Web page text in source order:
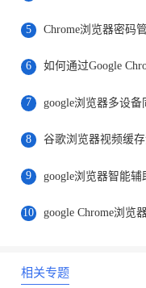
5
6
7 google浏览器多设
8 谷歌浏览器视频缓
9
10 google Chrome浏览
相关专题